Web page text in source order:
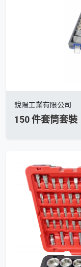
銳陽工業有限公司
150 件套筒套裝